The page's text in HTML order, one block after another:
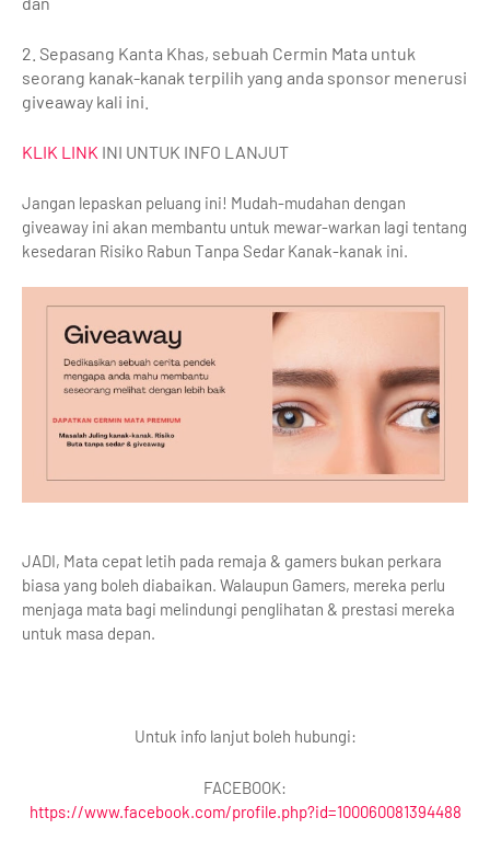
2. Sepasang Kanta Khas, sebuah Cermin Mata untuk
seorang kanak-kanak terpilih yang anda sponsor menerusi
giveaway kali ini.
KLIK LINK INI UNTUK INFO LANJUT
Jangan lepaskan peluang ini! Mudah-mudahan dengan
giveaway ini akan membantu untuk mewar-warkan lagi tentang
kesedaran Risiko Rabun Tanpa Sedar Kanak-kanak ini.
JADI, Mata cepat letih pada remaja & gamers bukan perkara
biasa yang boleh diabaikan. Walaupun Gamers, mereka perlu
menjaga mata bagi melindungi penglihatan & prestasi mereka
untuk masa depan.
Untuk info lanjut boleh hubungi:
FACEBOOK:
https://www.facebook.com/profile.php?id=100060081394488